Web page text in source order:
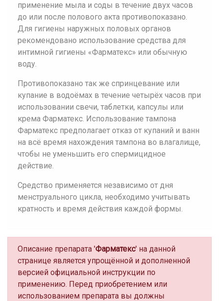
применение мыла и соды в течение двух часов
до или после полового акта противопоказано.
Для гигиены наружных половых органов
рекомендовано использование средства для
интимной гигиены «Фарматекс» или обычную
воду.
Противопоказано так же спринцевание или
купание в водоёмах в течение четырёх часов при
использовании свечи, таблетки, капсулы или
крема Фарматекс. Использование тампона
Фарматекс предполагает отказ от купаний и ванн
на всё время нахождения тампона во влагалище,
чтобы не уменьшить его спермицидное
действие.
Средство применяется независимо от дня
менструального цикла, необходимо учитывать
кратность и время действия каждой формы.
Описание препарата 'Фарматекс' на данной
странице является упрощённой и дополненной
версией официальной инструкции по
применению. Перед приобретением или
использованием препарата вы должны